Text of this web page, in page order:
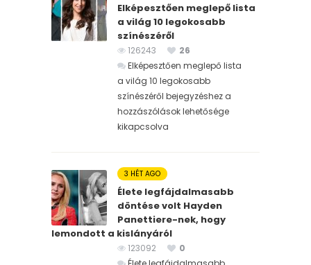
Elképesztően meglepő lista
a világ 10 legokosabb
színészéről
126243
26
Elképesztően meglepő lista
a világ 10 legokosabb
színészéről bejegyzéshez a
hozzászólások lehetősége
kikapcsolva
3 HÉT AGO
Élete legfájdalmasabb
döntése volt Hayden
Panettiere-nek, hogy
lemondott a kislányáról
123092
0